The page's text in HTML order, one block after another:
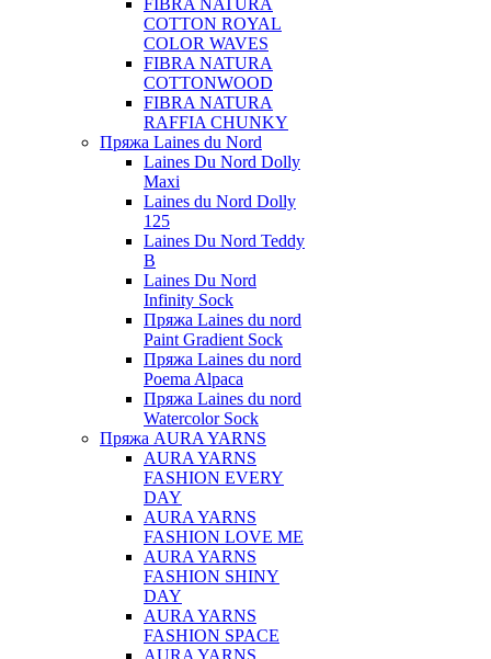
FIBRA NATURA
COTTON ROYAL
COLOR WAVES
FIBRA NATURA
COTTONWOOD
FIBRA NATURA
RAFFIA CHUNKY
Пряжа Laines du Nord
Laines Du Nord Dolly
Maxi
Laines du Nord Dolly
125
Laines Du Nord Teddy
B
Laines Du Nord
Infinity Sock
Пряжа Laines du nord
Paint Gradient Sock
Пряжа Laines du nord
Poema Alpaca
Пряжа Laines du nord
Watercolor Sock
Пряжа AURA YARNS
AURA YARNS
FASHION EVERY
DAY
AURA YARNS
FASHION LOVE ME
AURA YARNS
FASHION SHINY
DAY
AURA YARNS
FASHION SPACE
AURA YARNS